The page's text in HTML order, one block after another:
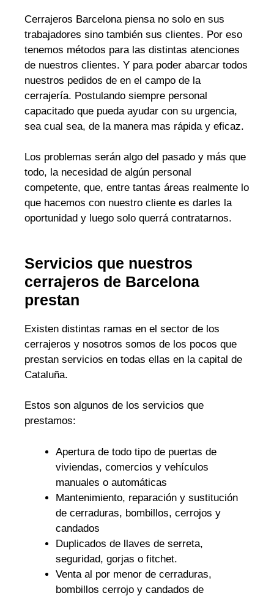
Cerrajeros Barcelona piensa no solo en sus
trabajadores sino también sus clientes. Por eso
tenemos métodos para las distintas atenciones
de nuestros clientes. Y para poder abarcar todos
nuestros pedidos de en el campo de la
cerrajería. Postulando siempre personal
capacitado que pueda ayudar con su urgencia,
sea cual sea, de la manera mas rápida y eficaz.
Los problemas serán algo del pasado y más que
todo, la necesidad de algún personal
competente, que, entre tantas áreas realmente lo
que hacemos con nuestro cliente es darles la
oportunidad y luego solo querrá contratarnos.
Servicios que nuestros
cerrajeros de Barcelona
prestan
Existen distintas ramas en el sector de los
cerrajeros y nosotros somos de los pocos que
prestan servicios en todas ellas en la capital de
Cataluña.
Estos son algunos de los servicios que
prestamos:
Apertura de todo tipo de puertas de
viviendas, comercios y vehículos
manuales o automáticas
Mantenimiento, reparación y sustitución
de cerraduras, bombillos, cerrojos y
candados
Duplicados de llaves de serreta,
seguridad, gorjas o fitchet.
Venta al por menor de cerraduras,
bombillos cerrojo y candados de